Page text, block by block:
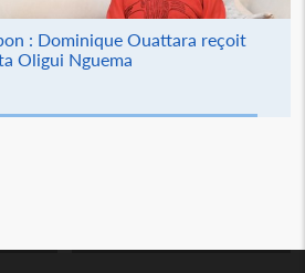
: Dominique Ouattara reçoit
Oligui Nguema